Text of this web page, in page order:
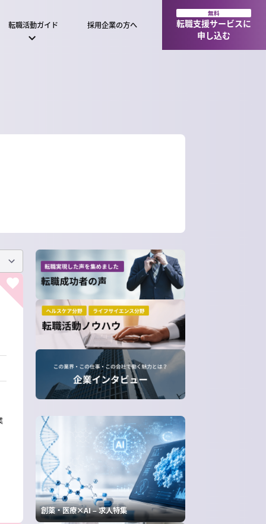
転職活動ガイド 採用企業の方へ
無料
転職支援サービスに
申し込む
創薬・医療×AI – 求人特集